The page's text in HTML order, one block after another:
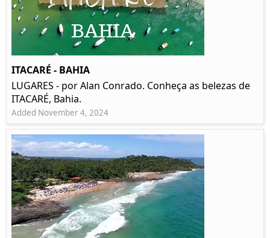
ITACARÉ - BAHIA
LUGARES - por Alan Conrado. Conheça as belezas de
ITACARÉ, Bahia.
Added November 4, 2024